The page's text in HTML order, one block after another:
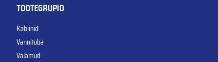
TOOTEGRUPID
Kabiinid
Vannituba
Valamud